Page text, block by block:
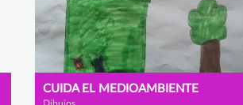
CUIDA EL MEDIOAMBIENTE
Dibujos